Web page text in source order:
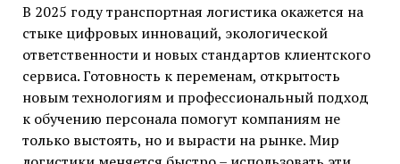
В 2025 году транспортная логистика окажется на
стыке цифровых инноваций, экологической
ответственности и новых стандартов клиентского
сервиса. Готовность к переменам, открытость
новым технологиям и профессиональный подход
к обучению персонала помогут компаниям не
только выстоять, но и вырасти на рынке. Мир